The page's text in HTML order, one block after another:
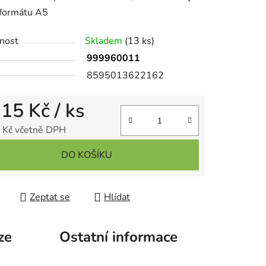
A5
Skladem (13 ks)
999960011
8595013622162
Kč/ ks
včetně DPH
DO KOŠÍKU
Zeptat se Hlídat
Ostatní informace